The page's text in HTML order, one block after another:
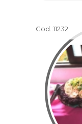
Cod.:11232